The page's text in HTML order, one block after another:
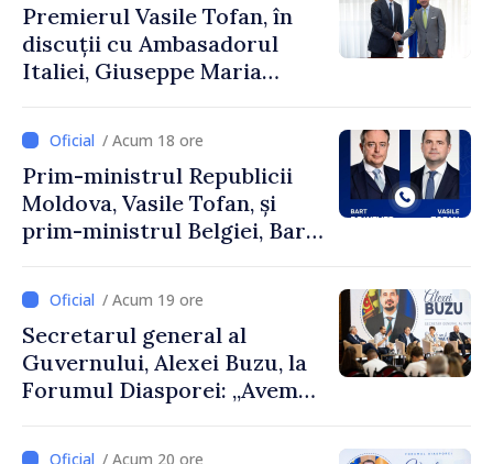
Premierul Vasile Tofan, în
discuții cu Ambasadorul
Italiei, Giuseppe Maria
/ Acum 18 ore
Prim-ministrul Republicii
Moldova, Vasile Tofan, și
prim-ministrul Belgiei, Bart
despre parcursul european
al Republicii Moldova.
/ Acum 19 ore
Secretarul general al
Guvernului, Alexei Buzu, la
Forumul Diasporei: „Avem
dumneavoastră pentru a
/ Acum 20 ore